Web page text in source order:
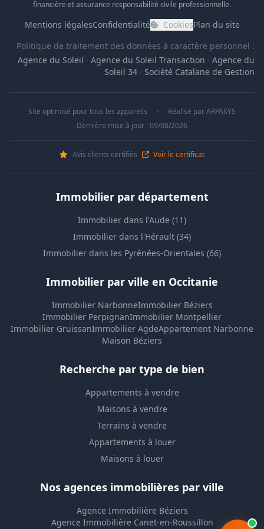
financière et assurance responsabilité civile professionnelle.
Mentions légalesConfidentialité CookiesPlan du site
Politique de traitement des données à caractère personnel :
Agence du Soleil · Agence du Soleil Transaction · Agence du
Soleil 34 · Société Catalane de Gestion
Site optimisé pour tous les appareils · Réalisé parARPASYS
Dernière mise à jour : 09/08/2026
Avis clients certifiés Voir le certificat
Immobilier par département
Immobilier dans l'Aude (11)
Immobilier dans l'Hérault (34)
Immobilier dans les Pyrénées-Orientales (66)
Immobilier par ville en Occitanie
Immobilier NarbonneImmobilier Béziers
Immobilier PerpignanImmobilier Montpellier
Immobilier GruissanImmobilier AgdeAppartement Narbonne
Maison Béziers
Recherche par type de bien
Appartements à vendre
Maisons à vendre
Terrains à vendre
Appartements à louer
Maisons à louer
Nos agences immobilières par ville
Agence Immobilière Béziers
Agence Immobilière Canet-en-Roussillon